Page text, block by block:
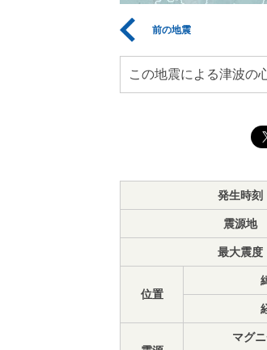
前の地震
この地震による津波の
発生時刻
震源地
最大震度
位置
マグ